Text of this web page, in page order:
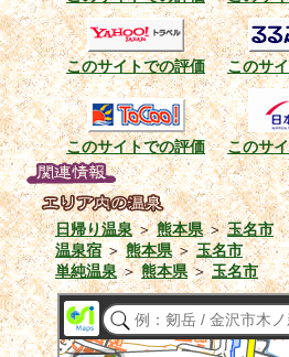
このサイトでの評価 このサ
このサイトでの評価 このサ
日帰り温泉＞熊本県＞玉名市
温泉宿＞熊本県＞玉名市
単純温泉＞熊本県＞玉名市